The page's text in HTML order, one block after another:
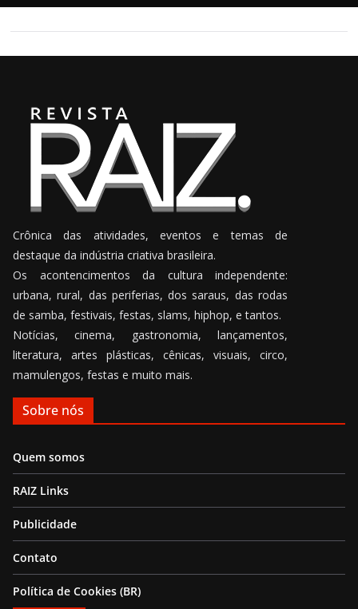
Crônica das atividades, eventos e temas de
destaque da indústria criativa brasileira.
Os acontencimentos da cultura independente:
urbana, rural, das periferias, dos saraus, das rodas
de samba, festivais, festas, slams, hiphop, e tantos.
Notícias, cinema, gastronomia, lançamentos,
literatura, artes plásticas, cênicas, visuais, circo,
mamulengos, festas e muito mais.
Sobre nós
Quem somos
RAIZ Links
Publicidade
Contato
Política de Cookies (BR)